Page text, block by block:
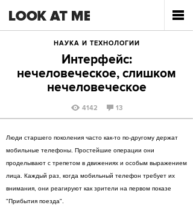
НАУКА И ТЕХНОЛОГИИ
Интерфейс:
нечеловеческое, cлишком
нечеловеческое
4142 13
Люди старшего поколения часто как-то по-другому держат
мобильные телефоны. Простейшие операции они
проделывают с трепетом в движениях и особым выражением
лица. Каждый раз, когда мобильный телефон требует их
внимания, они реагируют как зрители на первом показе
"Прибытия поезда".